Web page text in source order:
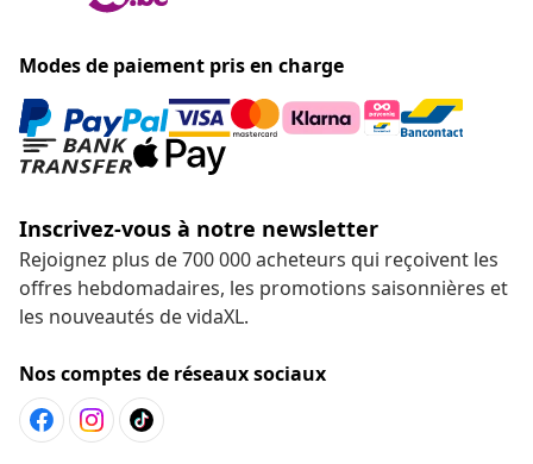
Modes de paiement pris en charge
Inscrivez-vous à notre newsletter
Rejoignez plus de 700 000 acheteurs qui reçoivent les
offres hebdomadaires, les promotions saisonnières et
les nouveautés de vidaXL.
Nos comptes de réseaux sociaux